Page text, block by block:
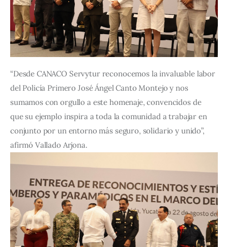
“Desde CANACO Servytur reconocemos la invaluable labor
del Policía Primero José Ángel Canto Montejo y nos
sumamos con orgullo a este homenaje, convencidos de
que su ejemplo inspira a toda la comunidad a trabajar en
conjunto por un entorno más seguro, solidario y unido”,
afirmó Vallado Arjona.